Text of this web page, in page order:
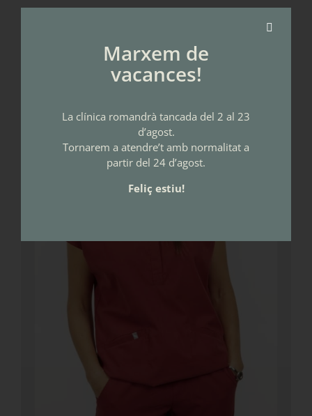
Marxem de
vacances!
La clínica romandrà tancada del 2 al 23
d’agost.
Tornarem a atendre’t amb normalitat a
partir del 24 d’agost.
Feliç estiu!